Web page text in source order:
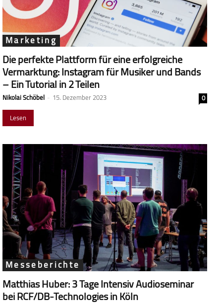
Marketing
Die perfekte Plattform für eine erfolgreiche
Vermarktung: Instagram für Musiker und Bands
– Ein Tutorial in 2 Teilen
Nikolai Schöbel - 15. Dezember 2023
0
Lesen
Messeberichte
Matthias Huber: 3 Tage Intensiv Audioseminar
bei RCF/DB-Technologies in Köln